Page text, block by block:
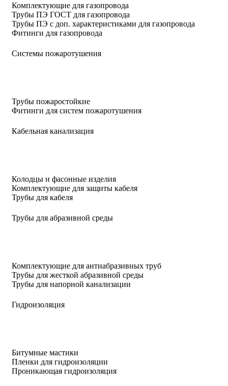
Комплектующие для газопровода
Трубы ПЭ ГОСТ для газопровода
Трубы ПЭ с доп. характеристиками для газопровода
Фитинги для газопровода
Системы пожаротушения
Трубы пожаростойкие
Фитинги для систем пожаротушения
Кабельная канализация
Колодцы и фасонные изделия
Комплектующие для защиты кабеля
Трубы для кабеля
Трубы для абразивной среды
Комплектующие для антиабразивных труб
Трубы для жесткой абразивной среды
Трубы для напорной канализации
Гидроизоляция
Битумные мастики
Пленки для гидроизоляции
Проникающая гидроизоляция